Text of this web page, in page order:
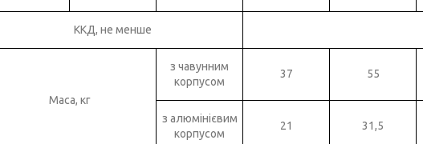
ККД, не менше
Маса, кг
з чавунним
корпусом
37 55
з алюмінієвим
корпусом
21 31,5